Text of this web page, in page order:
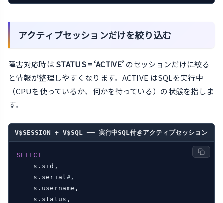
アクティブセッションだけを絞り込む
障害対応時は STATUS = ‘ACTIVE’ のセッションだけに絞る
と情報が整理しやすくなります。ACTIVE はSQLを実行中
（CPUを使っているか、何かを待っている）の状態を指しま
す。
V$SESSION + V$SQL ── 実行中SQL付きアクティブセッション
SELECT
    s.sid,
    s.serial
#,
    s.username,
    s.status,